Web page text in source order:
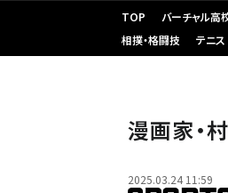
TOP バーチャル高
相撲・格闘技
テニス
漫画家・
2025.03.24 11:59